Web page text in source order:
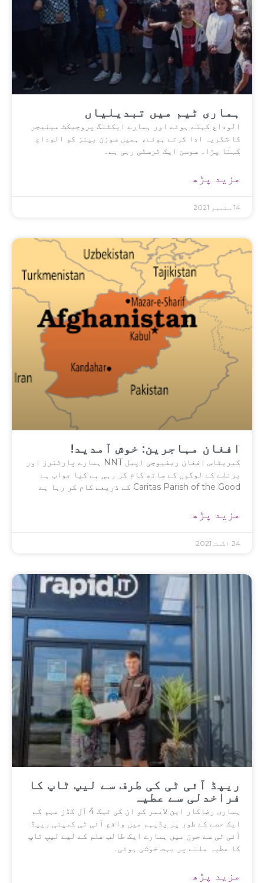
ہماری ٹیم میں تبدیلیاں
الوداع کہتے ہوئے اور ہمارے ایکٹنگ پروجیکٹ مینیجر
کا شکریہ ادا کرتے ہوئے، ہمیں سوزن بینز کو الوداع
کہنا پڑا۔ سوسن ایک ٹرسٹی رہی ہے۔
مزید پڑھ
14 ستمبر 2021
افغان مہاجرین: خوش آمدید!
کیریٹاس افغان ریفیوجی اپیل NNT ہمارے پارٹنرز اور
برنلے کے لوگوں کے ساتھ کام کر رہی ہے کیا جواب ہے
Caritas Parish of the Good کے ذریعے کام کر رہا ہے
مزید پڑھ
24 اگست 2021
ریپڈ آئی ٹی کی طرف سے لیپ ٹاپ کا
فراخدلی سے عطیہ
ہماری رضاکار این لایمر کو ان کی ٹیک 4 آل کڈز مہم کے
ایک حصے کے طور پر پڈیہم میں واقع آئی ٹی کمپنی ریپڈ
آئی ٹی سے جون میں ہمارے ایک طالب علم کے لیے لیپ ٹاپ
کا عطیہ ملنے پر بہت خوشی ہوئی۔
مزید پڑھ